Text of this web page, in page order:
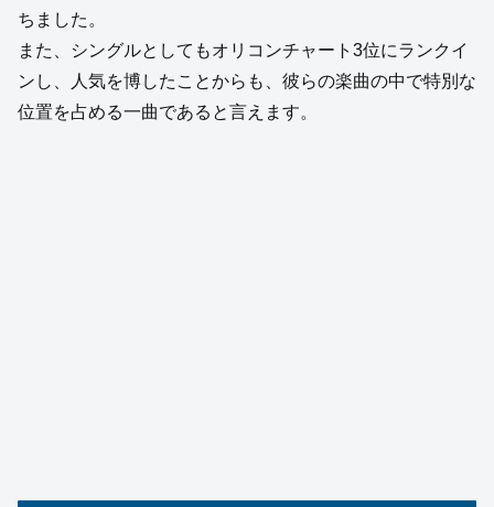
ちました。
また、シングルとしてもオリコンチャート3位にランクイ
ンし、人気を博したことからも、彼らの楽曲の中で特別な
位置を占める一曲であると言えます。